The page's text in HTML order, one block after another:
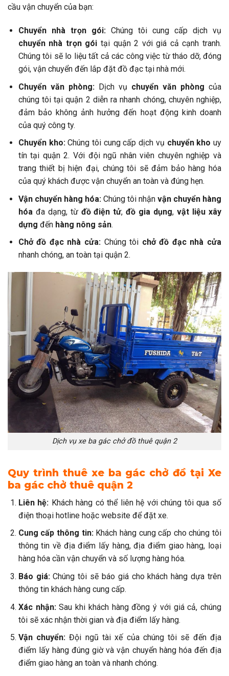
cầu vận chuyển của bạn:
Chuyển nhà trọn gói:Chúng tôi cung cấp dịch vụ
chuyển nhà trọn gói tại quận 2 với giá cả cạnh tranh.
Chúng tôi sẽ lo liệu tất cả các công việc từ tháo dỡ, đóng
gói, vận chuyển đến lắp đặt đồ đạc tại nhà mới.
Chuyển văn phòng:Dịch vụ chuyển văn phòng của
chúng tôi tại quận 2 diễn ra nhanh chóng, chuyên nghiệp,
đảm bảo không ảnh hưởng đến hoạt động kinh doanh
của quý công ty.
Chuyển kho:Chúng tôi cung cấp dịch vụ chuyển kho uy
tín tại quận 2. Với đội ngũ nhân viên chuyên nghiệp và
trang thiết bị hiện đại, chúng tôi sẽ đảm bảo hàng hóa
của quý khách được vận chuyển an toàn và đúng hẹn.
Vận chuyển hàng hóa:Chúng tôi nhận vận chuyển hàng
hóa đa dạng, từ đồ điện tử,đồ gia dụng,vật liệu xây
dựng đến hàng nông sản.
Chở đồ đạc nhà cửa: Chúng tôi chở đồ đạc nhà cửa
nhanh chóng, an toàn tại quận 2.
Dịch vụ xe ba gác chở đồ thuê quận 2
Quy trình thuê xe ba gác chở đồ tại Xe
ba gác chở thuê quận 2
Liên hệ: Khách hàng có thể liên hệ với chúng tôi qua số
điện thoại hotline hoặc website để đặt xe.
Cung cấp thông tin:Khách hàng cung cấp cho chúng tôi
thông tin về địa điểm lấy hàng, địa điểm giao hàng, loại
hàng hóa cần vận chuyển và số lượng hàng hóa.
Báo giá:Chúng tôi sẽ báo giá cho khách hàng dựa trên
thông tin khách hàng cung cấp.
Xác nhận:Sau khi khách hàng đồng ý với giá cả, chúng
tôi sẽ xác nhận thời gian và địa điểm lấy hàng.
Vận chuyển: Đội ngũ tài xế của chúng tôi sẽ đến địa
điểm lấy hàng đúng giờ và vận chuyển hàng hóa đến địa
điểm giao hàng an toàn và nhanh chóng.